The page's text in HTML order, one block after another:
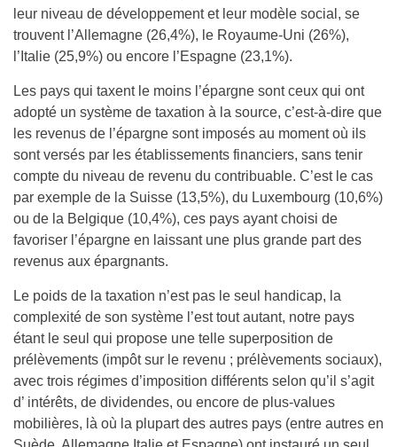
leur niveau de développement et leur modèle social, se
trouvent l’Allemagne (26,4%), le Royaume-Uni (26%),
l’Italie (25,9%) ou encore l’Espagne (23,1%).
Les pays qui taxent le moins l’épargne sont ceux qui ont
adopté un système de taxation à la source, c’est-à-dire que
les revenus de l’épargne sont imposés au moment où ils
sont versés par les établissements financiers, sans tenir
compte du niveau de revenu du contribuable. C’est le cas
par exemple de la Suisse (13,5%), du Luxembourg (10,6%)
ou de la Belgique (10,4%), ces pays ayant choisi de
favoriser l’épargne en laissant une plus grande part des
revenus aux épargnants.
Le poids de la taxation n’est pas le seul handicap, la
complexité de son système l’est tout autant, notre pays
étant le seul qui propose une telle superposition de
prélèvements (impôt sur le revenu ; prélèvements sociaux),
avec trois régimes d’imposition différents selon qu’il s’agit
d’ intérêts, de dividendes, ou encore de plus-values
mobilières, là où la plupart des autres pays (entre autres en